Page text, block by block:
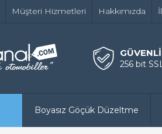
Müşteri Hizmetleri Hakkımızda
256 bit
Boyasız Göçük Düzeltme